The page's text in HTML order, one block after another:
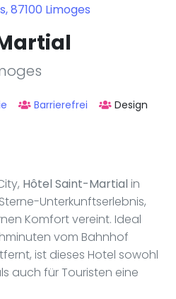
87100 Limoges
Barrierefrei Design
Hôtel Saint-Martial in
Unterkunftserlebnis,
Komfort vereint. Ideal
vom Bahnhof
ist dieses Hotel sowohl
auch für Touristen eine